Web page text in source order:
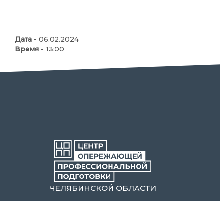
Дата - 06.02.2024
Время - 13:00
ЧЕЛЯБИНСКОЙ ОБЛАСТИ